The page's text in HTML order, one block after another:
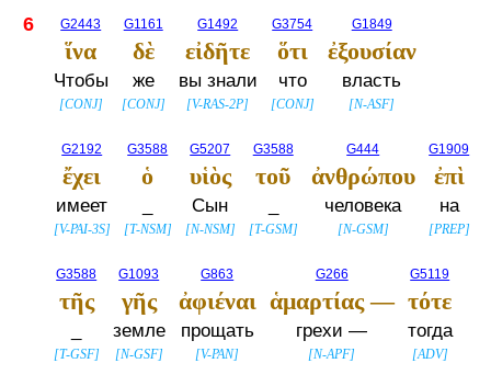
6 G2443
ἵνα
Чтобы
[CONJ]
G1161
δὲ
же
[CONJ]
G1492
εἰδῆτε
вы знали
[V-RAS-2P]
G3754
ὅτι
что
[CONJ]
G1849
ἐξουσίαν
власть
[N-ASF]
G2192
ἔχει
имеет
[V-PAI-3S]
G3588
ὁ
[T-NSM]
G5207
υἱὸς
Сын
[N-NSM]
G3588
τοῦ
[T-GSM]
G444
ἀνθρώπου
человека
[N-GSM]
G1909
ἐπὶ
на
[PREP]
G3588
τῆς
[T-GSF]
G1093
γῆς
земле
[N-GSF]
G863
ἀφιέναι
прощать
[V-PAN]
G266
ἁμαρτίας —
грехи —
[N-APF]
G5119
τότε
тогда
[ADV]